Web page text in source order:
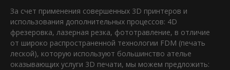
За счет применения совершенных 3D принтеров и
использования дополнительных процессов: 4D
фрезеровка, лазерная резка, фототравление, в отличие
от широко распространенной технологии FDM (печать
леской), которую используют большинство ателье
оказывающих услуги 3D печати, мы можем предложить: